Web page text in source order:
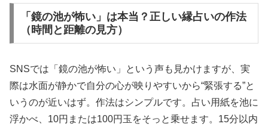
「鏡の池が怖い」は本当？正しい縁占いの作法
（時間と距離の見方）
SNSでは「鏡の池が怖い」という声も見かけますが、実
際は水面が静かで自分の心が映りやすいから“緊張する”と
いうのが近いはず。作法はシンプルです。占い用紙を池に
浮かべ、10円または100円玉をそっと乗せます。15分以内